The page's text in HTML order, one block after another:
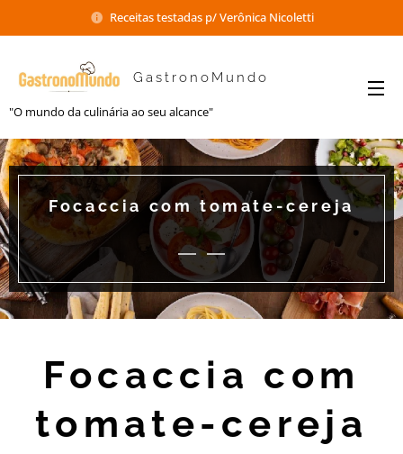
Receitas testadas p/ Verônica Nicoletti
GastronoMundo
"O mundo da culinária ao seu alcance"
Focaccia com tomate-cereja
Focaccia com
tomate-cereja